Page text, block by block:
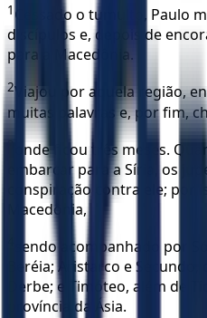
1 Cessado o tumulto, Paulo
discípulos e, depois de
para a Macedônia.
2Viajou por aquela região,
muitas palavras e, por fim,
onde ficou três meses.
embarcar para a Síria, os
conspiração contra ele; por
Macedônia,
sendo acompanhado por
Beréia; Aristarco e
Derbe; e Timóteo, além de
província da Ásia.